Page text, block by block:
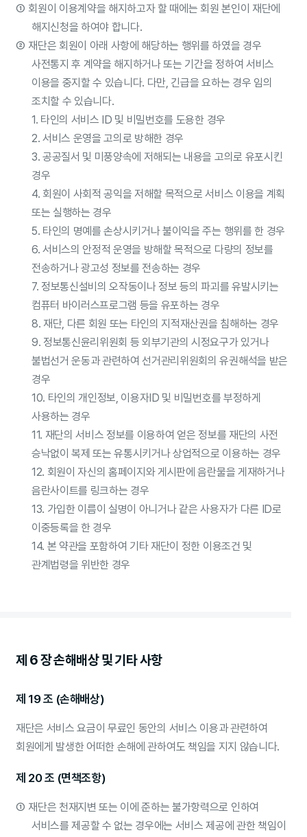
① 회원이 이용계약을 해지하고자 할 때에는 회원 본인이 재단에
해지신청을 하여야 합니다.
② 재단은 회원이 아래 사항에 해당하는 행위를 하였을 경우
사전통지 후 계약을 해지하거나 또는 기간을 정하여 서비스
이용을 중지할 수 있습니다. 다만, 긴급을 요하는 경우 임의
조치할 수 있습니다.
1. 타인의 서비스 ID 및 비밀번호를 도용한 경우
2. 서비스 운영을 고의로 방해한 경우
3. 공공질서 및 미풍양속에 저해되는 내용을 고의로 유포시킨
경우
4. 회원이 사회적 공익을 저해할 목적으로 서비스 이용을 계획
또는 실행하는 경우
5. 타인의 명예를 손상시키거나 불이익을 주는 행위를 한 경우
6. 서비스의 안정적 운영을 방해할 목적으로 다량의 정보를
전송하거나 광고성 정보를 전송하는 경우
7. 정보통신설비의 오작동이나 정보 등의 파괴를 유발시키는
컴퓨터 바이러스프로그램 등을 유포하는 경우
8. 재단, 다른 회원 또는 타인의 지적재산권을 침해하는 경우
9. 정보통신윤리위원회 등 외부기관의 시정요구가 있거나
불법선거 운동과 관련하여 선거관리위원회의 유권해석을 받은
경우
10. 타인의 개인정보, 이용자ID 및 비밀번호를 부정하게
사용하는 경우
11. 재단의 서비스 정보를 이용하여 얻은 정보를 재단의 사전
승낙없이 복제 또는 유통시키거나 상업적으로 이용하는 경우
12. 회원이 자신의 홈페이지와 게시판에 음란물을 게재하거나
음란사이트를 링크하는 경우
13. 가입한 이름이 실명이 아니거나 같은 사용자가 다른 ID로
이중등록을 한 경우
14. 본 약관을 포함하여 기타 재단이 정한 이용조건 및
관계법령을 위반한 경우
제 6 장 손해배상 및 기타 사항
제 19 조 (손해배상)
재단은 서비스 요금이 무료인 동안의 서비스 이용과 관련하여
회원에게 발생한 어떠한 손해에 관하여도 책임을 지지 않습니다.
제 20 조 (면책조항)
① 재단은 천재지변 또는 이에 준하는 불가항력으로 인하여
서비스를 제공할 수 없는 경우에는 서비스 제공에 관한 책임이